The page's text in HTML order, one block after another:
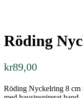
Röding
kr89,00
Röding Nyckelring 8 cm